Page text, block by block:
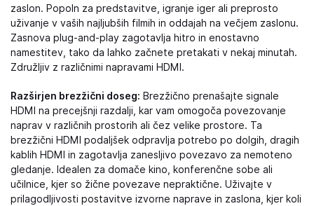
zaslon. Popoln za predstavitve, igranje iger ali preprosto
uživanje v vaših najljubših filmih in oddajah na večjem zaslonu.
Zasnova plug-and-play zagotavlja hitro in enostavno
namestitev, tako da lahko začnete pretakati v nekaj minutah.
Združljiv z različnimi napravami HDMI.
Razširjen brezžični doseg: Brezžično prenašajte signale
HDMI na precejšnji razdalji, kar vam omogoča povezovanje
naprav v različnih prostorih ali čez velike prostore. Ta
brezžični HDMI podaljšek odpravlja potrebo po dolgih, dragih
kablih HDMI in zagotavlja zanesljivo povezavo za nemoteno
gledanje. Idealen za domače kino, konferenčne sobe ali
učilnice, kjer so žične povezave nepraktične. Uživajte v
prilagodljivosti postavitve izvorne naprave in zaslona, kjer koli